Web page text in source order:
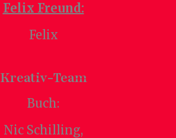
Felix Freund:
Felix
Kreativ-Team
Buch:
Nic Schilling,